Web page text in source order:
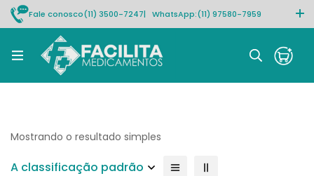
Fale conosco(11) 3500-7247| WhatsApp:(11) 97580-7959
Rastrear pedido
Mostrando o resultado simples
A classificação padrão